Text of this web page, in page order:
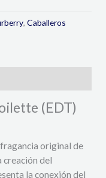
, Caballeros
(EDT)
original de
creación del
la conexión del